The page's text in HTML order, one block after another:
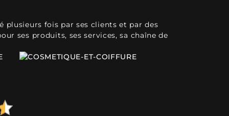
plusieurs fois par ses clients et par des
ses produits, ses services, sa chaîne de